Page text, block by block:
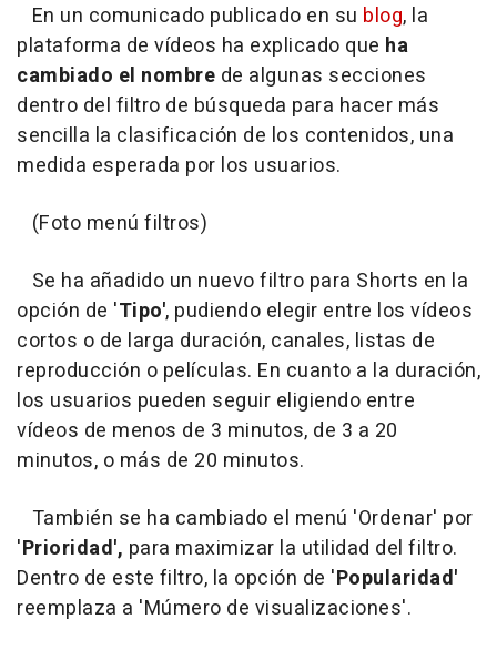
En un comunicado publicado en su blog, la
plataforma de vídeos ha explicado que ha
cambiado el nombre de algunas secciones
dentro del filtro de búsqueda para hacer más
sencilla la clasificación de los contenidos, una
medida esperada por los usuarios.
(Foto menú filtros)
Se ha añadido un nuevo filtro para Shorts en la
opción de 'Tipo', pudiendo elegir entre los vídeos
cortos o de larga duración, canales, listas de
reproducción o películas. En cuanto a la duración,
los usuarios pueden seguir eligiendo entre
vídeos de menos de 3 minutos, de 3 a 20
minutos, o más de 20 minutos.
También se ha cambiado el menú 'Ordenar' por
'Prioridad', para maximizar la utilidad del filtro.
Dentro de este filtro, la opción de 'Popularidad'
reemplaza a 'Múmero de visualizaciones'.